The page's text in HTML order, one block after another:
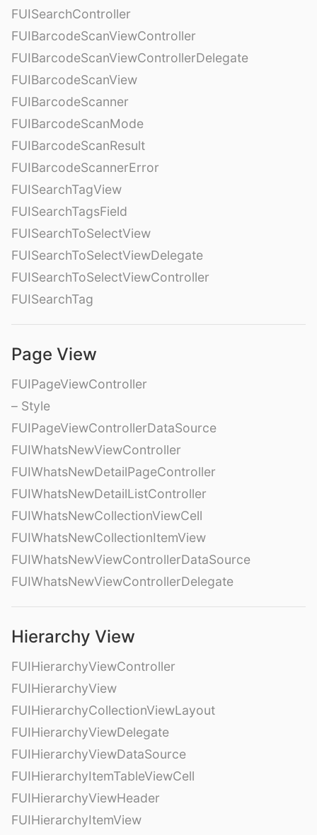
FUISearchController
FUIBarcodeScanViewController
FUIBarcodeScanViewControllerDelegate
FUIBarcodeScanView
FUIBarcodeScanner
FUIBarcodeScanMode
FUIBarcodeScanResult
FUIBarcodeScannerError
FUISearchTagView
FUISearchTagsField
FUISearchToSelectView
FUISearchToSelectViewDelegate
FUISearchToSelectViewController
FUISearchTag
Page View
FUIPageViewController
– Style
FUIPageViewControllerDataSource
FUIWhatsNewViewController
FUIWhatsNewDetailPageController
FUIWhatsNewDetailListController
FUIWhatsNewCollectionViewCell
FUIWhatsNewCollectionItemView
FUIWhatsNewViewControllerDataSource
FUIWhatsNewViewControllerDelegate
Hierarchy View
FUIHierarchyViewController
FUIHierarchyView
FUIHierarchyCollectionViewLayout
FUIHierarchyViewDelegate
FUIHierarchyViewDataSource
FUIHierarchyItemTableViewCell
FUIHierarchyViewHeader
FUIHierarchyItemView